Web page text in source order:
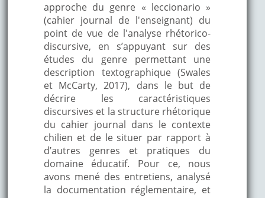
approche du genre « leccionario »
(cahier journal de l'enseignant) du
point de vue de l'analyse rhétorico-
discursive, en s’appuyant sur des
études du genre permettant une
description textographique (Swales
et McCarty, 2017), dans le but de
décrire les caractéristiques
discursives et la structure rhétorique
du cahier journal dans le contexte
chilien et de le situer par rapport à
d’autres genres et pratiques du
domaine éducatif. Pour ce, nous
avons mené des entretiens, analysé
la documentation réglementaire, et